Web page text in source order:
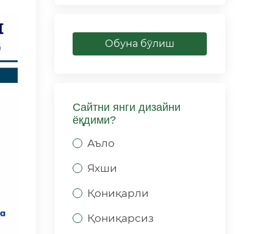
Обуна бўлиш
Сайтни янги дизайни
ёқдими?
Аъло
Яхши
Қониқарли
Қониқарсиз